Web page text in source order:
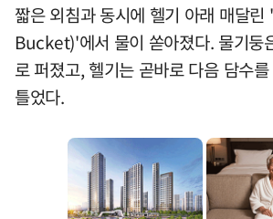
짧은 외침과 동시에 헬기 아래 매달
Bucket)'에서 물이 쏟아졌다. 물기둥
로 퍼졌고, 헬기는 곧바로 다음 담수
틀었다.